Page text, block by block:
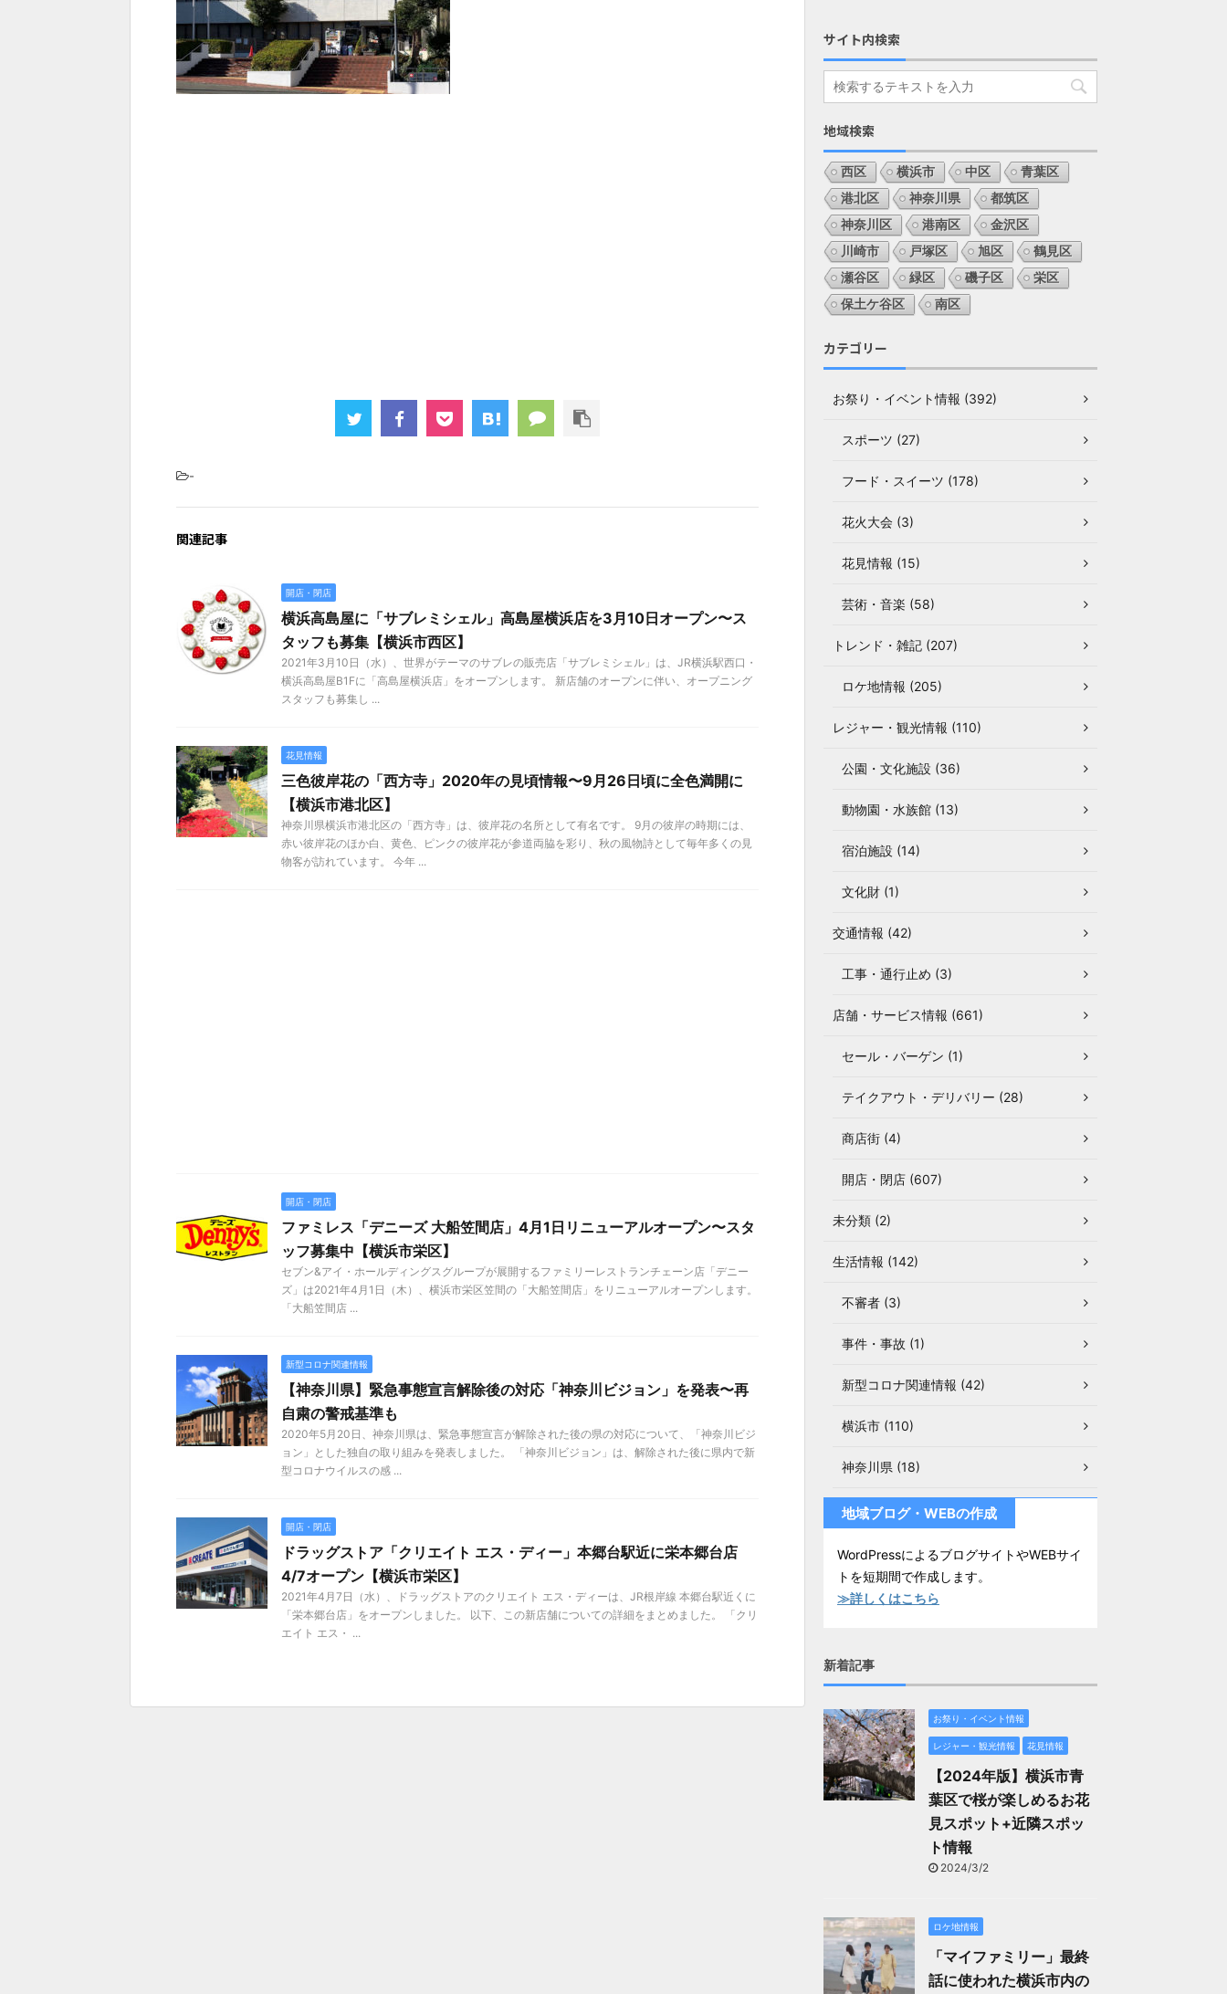
-
関連記事
開店・閉店
横浜高島屋に「サブレミシェル」高島屋横浜店を3月10日オープン〜ス
タッフも募集【横浜市西区】
2021年3月10日（水）、世界がテーマのサブレの販売店「サブレミシェル」は、JR横浜駅西口・
横浜高島屋B1Fに「高島屋横浜店」をオープンします。 新店舗のオープンに伴い、オープニング
スタッフも募集し ...
花見情報
三色彼岸花の「西方寺」2020年の見頃情報〜9月26日頃に全色満開に
【横浜市港北区】
神奈川県横浜市港北区の「西方寺」は、彼岸花の名所として有名です。 9月の彼岸の時期には、
赤い彼岸花のほか白、黄色、ピンクの彼岸花が参道両脇を彩り、秋の風物詩として毎年多くの見
物客が訪れています。 今年 ...
開店・閉店
ファミレス「デニーズ 大船笠間店」4月1日リニューアルオープン〜スタ
ッフ募集中【横浜市栄区】
セブン&アイ・ホールディングスグループが展開するファミリーレストランチェーン店「デニー
ズ」は2021年4月1日（木）、横浜市栄区笠間の「大船笠間店」をリニューアルオープンします。
「大船笠間店 ...
新型コロナ関連情報
【神奈川県】緊急事態宣言解除後の対応「神奈川ビジョン」を発表〜再
自粛の警戒基準も
2020年5月20日、神奈川県は、緊急事態宣言が解除された後の県の対応について、「神奈川ビジ
ョン」とした独自の取り組みを発表しました。 「神奈川ビジョン」は、解除された後に県内で新
型コロナウイルスの感 ...
開店・閉店
ドラッグストア「クリエイト エス・ディー」本郷台駅近に栄本郷台店
4/7オープン【横浜市栄区】
2021年4月7日（水）、ドラッグストアのクリエイト エス・ディーは、JR根岸線 本郷台駅近くに
「栄本郷台店」をオープンしました。 以下、この新店舗についての詳細をまとめました。 「クリ
エイト エス・ ...
サイト内検索
地域検索
西区 横浜市 中区
青葉区
港北区
神奈川県
都筑区
神奈川区
港南区
金沢区
川崎市
戸塚区 旭区
鶴見区
瀬谷区
緑区 磯子区
栄区
保土ケ谷区
南区
カテゴリー
お祭り・イベント情報 (392)
スポーツ (27)
フード・スイーツ (178)
花火大会 (3)
花見情報 (15)
芸術・音楽 (58)
トレンド・雑記 (207)
ロケ地情報 (205)
レジャー・観光情報 (110)
公園・文化施設 (36)
動物園・水族館 (13)
宿泊施設 (14)
文化財 (1)
交通情報 (42)
工事・通行止め (3)
店舗・サービス情報 (661)
セール・バーゲン (1)
テイクアウト・デリバリー (28)
商店街 (4)
開店・閉店 (607)
未分類 (2)
生活情報 (142)
不審者 (3)
事件・事故 (1)
新型コロナ関連情報 (42)
横浜市 (110)
神奈川県 (18)
地域ブログ・WEBの作成
WordPressによるブログサイトやWEBサイ
トを短期間で作成します。
≫詳しくはこちら
新着記事
お祭り・イベント情報
レジャー・観光情報 花見情報
【2024年版】横浜市青
葉区で桜が楽しめるお花
見スポット+近隣スポッ
ト情報
2024/3/2
ロケ地情報
「マイファミリー」最終
話に使われた横浜市内の